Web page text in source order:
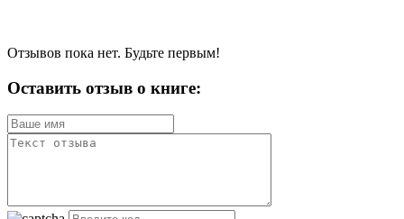
Отзывов пока нет. Будьте первым!
Оставить отзыв о книге: